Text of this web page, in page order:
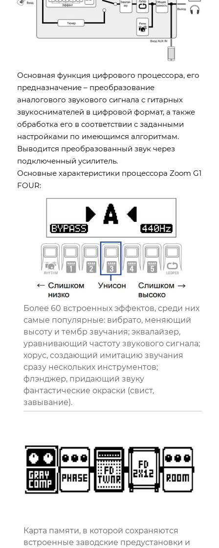
Основная функция цифрового процессора, его
предназначение – преобразование
аналогового звукового сигнала с гитарных
звукоснимателей в цифровой формат, а также
обработка его в соответствии с заданными
настройками по имеющимся алгоритмам.
Выводится преобразованный звук через
подключенный усилитель.
Основные характеристики процессора Zoom G1
FOUR:
Более 60 встроенных эффектов, среди них
самые популярные: вибрато, меняющий
высоту и тембр звучания; эквалайзер,
уравнивающий частоту звукового сигнала;
хорус, создающий имитацию звучания
сразу нескольких инструментов;
флэнджер, придающий звуку
фантастические окраски (свист,
завывание).
Карта памяти, в которой сохраняются
встроенные заводские предустановки и